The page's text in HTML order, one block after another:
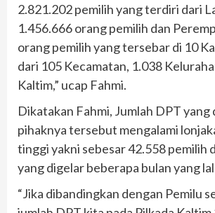
2.821.202 pemilih yang terdiri dari
1.456.666 orang pemilih dan
orang pemilih yang tersebar di 10
dari 105 Kecamatan, 1.038
Kaltim,” ucap Fahmi.
Dikatakan Fahmi, Jumlah DPT
pihaknya tersebut mengalami
tinggi yakni sebesar 42.558 pemilih
yang digelar beberapa bulan yang
“Jika dibandingkan dengan Pemilu